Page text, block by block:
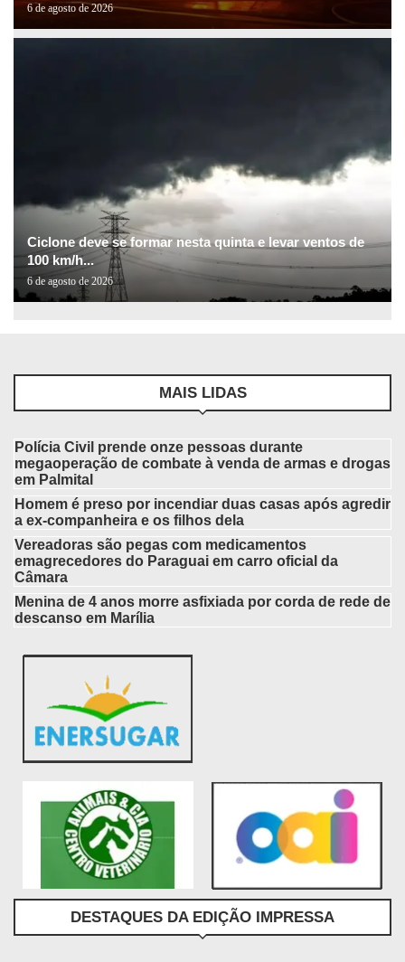
6 de agosto de 2026
Ciclone deve se formar nesta quinta e levar ventos de
100 km/h...
6 de agosto de 2026
MAIS LIDAS
Polícia Civil prende onze pessoas durante
megaoperação de combate à venda de armas e drogas
em Palmital
Homem é preso por incendiar duas casas após agredir
a ex-companheira e os filhos dela
Vereadoras são pegas com medicamentos
emagrecedores do Paraguai em carro oficial da
Câmara
Menina de 4 anos morre asfixiada por corda de rede de
descanso em Marília
DESTAQUES DA EDIÇÃO IMPRESSA